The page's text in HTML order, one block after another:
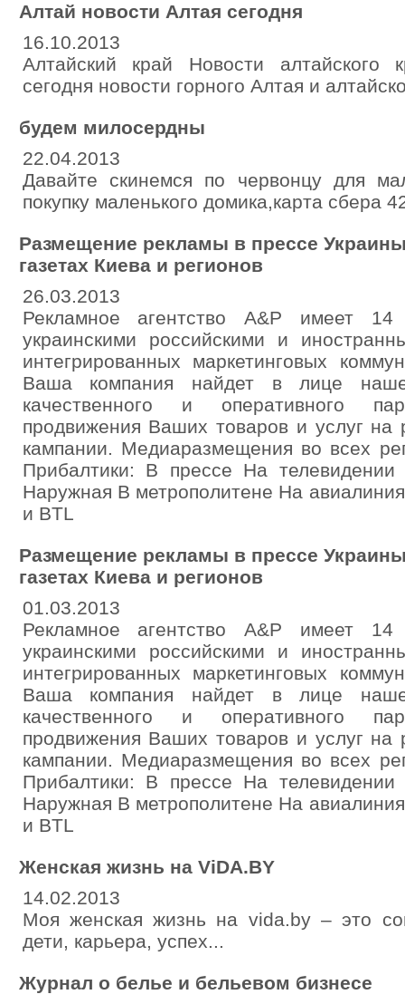
Алтай новости Алтая сегодня
16.10.2013
Алтайский край Новости алтайского
сегодня новости горного Алтая и
будем милосердны
22.04.2013
Давайте скинемся по червонцу для
покупку маленького домика,карта сбера
Размещение рекламы в прессе
газетах Киева и регионов
26.03.2013
Рекламное агентство A&P имеет
украинскими российскими и
интегрированных маркетинговых
Ваша компания найдет в лице
качественного и оперативного
продвижения Ваших товаров и услуг
кампании. Медиаразмещения во всех
Прибалтики: В прессе На
Наружная В метрополитене На
и BTL
Размещение рекламы в прессе
газетах Киева и регионов
01.03.2013
Рекламное агентство A&P имеет
украинскими российскими и
интегрированных маркетинговых
Ваша компания найдет в лице
качественного и оперативного
продвижения Ваших товаров и услуг
кампании. Медиаразмещения во всех
Прибалтики: В прессе На
Наружная В метрополитене На
и BTL
Женская жизнь на ViDA.BY
14.02.2013
Моя женская жизнь на vida.by – это
дети, карьера, успех...
Журнал о белье и бельевом бизнесе